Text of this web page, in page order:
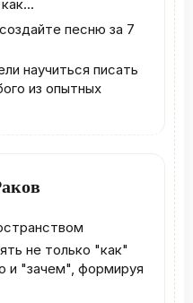
песню за 7
научиться писать
из опытных
не только "как"
и "зачем", формируя